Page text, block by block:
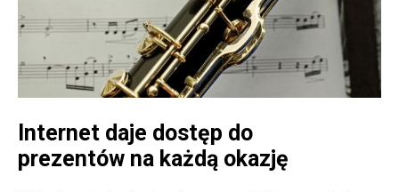
Internet daje dostęp do
prezentów na każdą okazję